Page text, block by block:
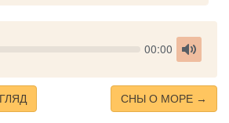
Current
00:00
Toggle
СНЫ О МОРЕ →